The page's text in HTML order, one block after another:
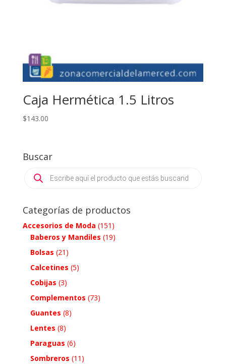
Caja Hermética 1.5 Litros
$143.00
Buscar
search
Categorías de productos
Accesorios de Moda (151)
Baberos y Mandiles (19)
Bolsas (21)
Calcetines (5)
Cobijas (3)
Complementos (73)
Guantes (8)
Lentes (8)
Paraguas (6)
Sombreros (11)